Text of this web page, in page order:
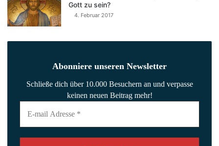
Gott zu sein?
4. Februar 2017
Abonniere unseren Newsletter
Schließe dich über 10.000 Besuchern an und verpasse
keinen neuen Beitrag mehr!
mail